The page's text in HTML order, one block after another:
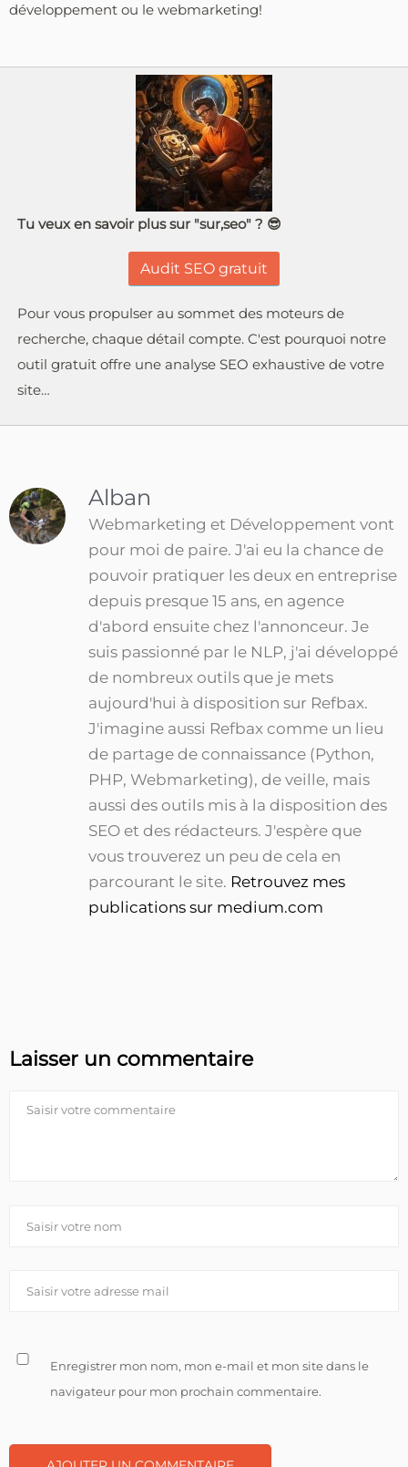
développement ou le webmarketing!
Tu veux en savoir plus sur "sur,seo" ? 😎
Audit SEO gratuit
Pour vous propulser au sommet des moteurs de
recherche, chaque détail compte. C'est pourquoi notre
outil gratuit offre une analyse SEO exhaustive de votre
site…
Alban
Webmarketing et Développement vont
pour moi de paire. J'ai eu la chance de
pouvoir pratiquer les deux en entreprise
depuis presque 15 ans, en agence
d'abord ensuite chez l'annonceur. Je
suis passionné par le NLP, j'ai développé
de nombreux outils que je mets
aujourd'hui à disposition sur Refbax.
J'imagine aussi Refbax comme un lieu
de partage de connaissance (Python,
PHP, Webmarketing), de veille, mais
aussi des outils mis à la disposition des
SEO et des rédacteurs. J'espère que
vous trouverez un peu de cela en
parcourant le site. Retrouvez mes
publications sur medium.com
Laisser un commentaire
Enregistrer mon nom, mon e-mail et mon site dans le
navigateur pour mon prochain commentaire.